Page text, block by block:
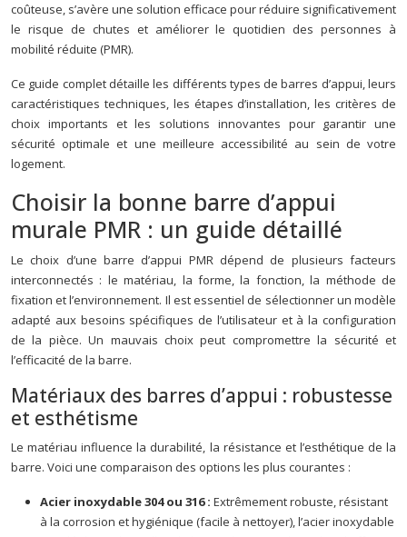
coûteuse, s’avère une solution efficace pour réduire significativement
le risque de chutes et améliorer le quotidien des personnes à
mobilité réduite (PMR).
Ce guide complet détaille les différents types de barres d’appui, leurs
caractéristiques techniques, les étapes d’installation, les critères de
choix importants et les solutions innovantes pour garantir une
sécurité optimale et une meilleure accessibilité au sein de votre
logement.
Choisir la bonne barre d’appui
murale PMR : un guide détaillé
Le choix d’une barre d’appui PMR dépend de plusieurs facteurs
interconnectés : le matériau, la forme, la fonction, la méthode de
fixation et l’environnement. Il est essentiel de sélectionner un modèle
adapté aux besoins spécifiques de l’utilisateur et à la configuration
de la pièce. Un mauvais choix peut compromettre la sécurité et
l’efficacité de la barre.
Matériaux des barres d’appui : robustesse
et esthétisme
Le matériau influence la durabilité, la résistance et l’esthétique de la
barre. Voici une comparaison des options les plus courantes :
Acier inoxydable 304 ou 316 : Extrêmement robuste, résistant
à la corrosion et hygiénique (facile à nettoyer), l’acier inoxydable